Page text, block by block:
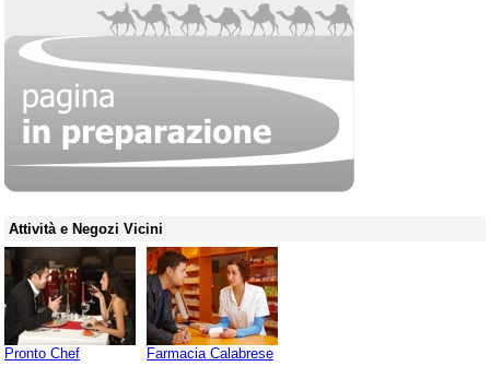
Attività e Negozi Vicini
Pronto Chef Farmacia Calabrese